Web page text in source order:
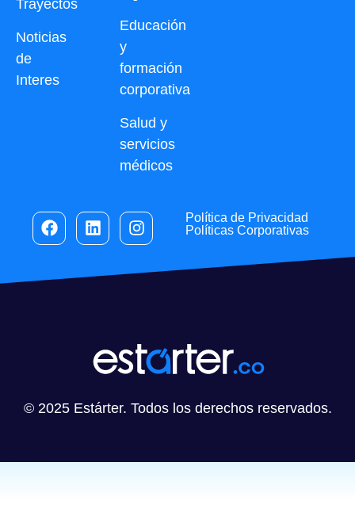
Trayectos
Noticias
de
Interes
Educación
y
formación
corporativa
Salud y
servicios
médicos
Política de Privacidad
Políticas Corporativas
© 2025 Estárter. Todos los derechos reservados.